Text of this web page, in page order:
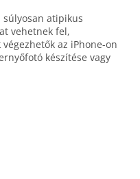
súlyosan atipikus
vehetnek fel,
az iPhone-on
készítése vagy